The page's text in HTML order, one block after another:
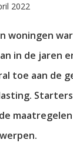
2022
woningen
in de jaren
toe aan de